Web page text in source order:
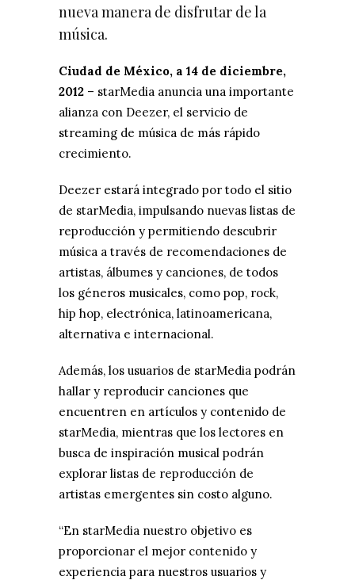
nueva manera de disfrutar de la
música.
Ciudad de México, a 14 de diciembre,
2012 – starMedia anuncia una importante
alianza con Deezer, el servicio de
streaming de música de más rápido
crecimiento.
Deezer estará integrado por todo el sitio
de starMedia, impulsando nuevas listas de
reproducción y permitiendo descubrir
música a través de recomendaciones de
artistas, álbumes y canciones, de todos
los géneros musicales, como pop, rock,
hip hop, electrónica, latinoamericana,
alternativa e internacional.
Además, los usuarios de starMedia podrán
hallar y reproducir canciones que
encuentren en artículos y contenido de
starMedia, mientras que los lectores en
busca de inspiración musical podrán
explorar listas de reproducción de
artistas emergentes sin costo alguno.
“En starMedia nuestro objetivo es
proporcionar el mejor contenido y
experiencia para nuestros usuarios y